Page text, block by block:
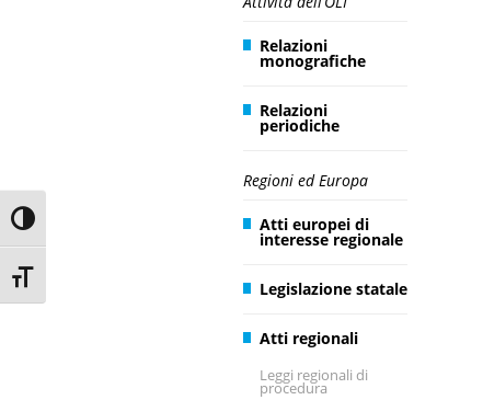
Toggle High Contrast
Toggle Font size
Relazioni
monografiche
Relazioni
periodiche
Regioni ed Europa
Atti europei di
interesse regionale
Legislazione statale
Atti regionali
Leggi regionali di
procedura